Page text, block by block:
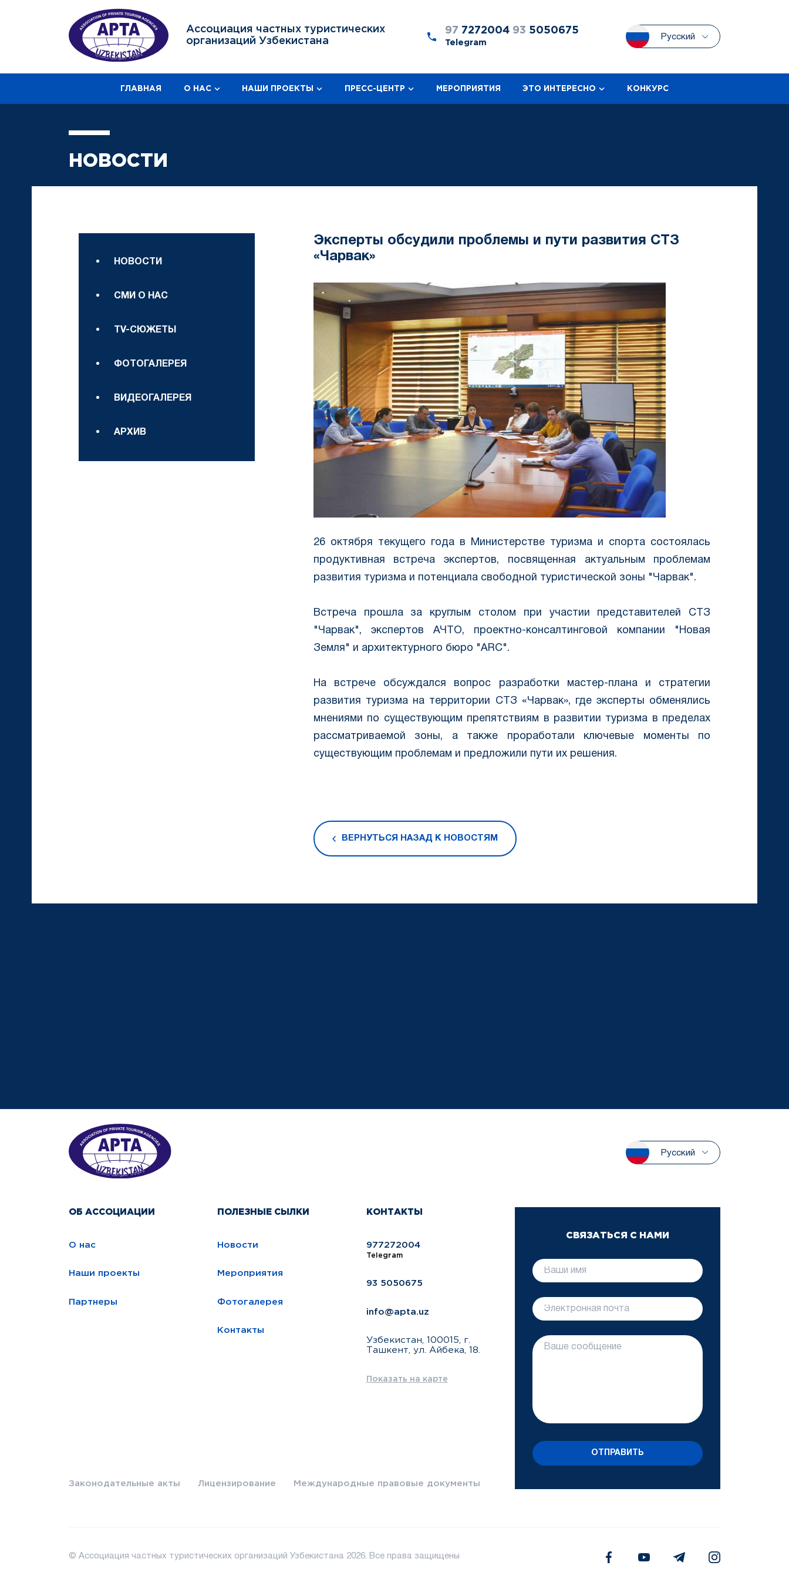
Ассоциация частных туристических
организаций Узбекистана
97 7272004 93 5050675
Telegram
Русский
ГЛАВНАЯ О НАС НАШИ ПРОЕКТЫ ПРЕСС-ЦЕНТР МЕРОПРИЯТИЯ ЭТО ИНТЕРЕСНО КОНКУРС
НОВОСТИ
НОВОСТИ
СМИ О НАС
TV-СЮЖЕТЫ
ФОТОГАЛЕРЕЯ
ВИДЕОГАЛЕРЕЯ
АРХИВ
Эксперты обсудили проблемы и пути развития СТЗ
«Чарвак»
26 октября текущего года в Министерстве туризма и спорта состоялась
продуктивная встреча экспертов, посвященная актуальным проблемам
развития туризма и потенциала свободной туристической зоны "Чарвак".
Встреча прошла за круглым столом при участии представителей СТЗ
"Чарвак", экспертов АЧТО, проектно-консалтинговой компании "Новая
Земля" и архитектурного бюро "ARC".
На встрече обсуждался вопрос разработки мастер-плана и стратегии
развития туризма на территории СТЗ «Чарвак», где эксперты обменялись
мнениями по существующим препятствиям в развитии туризма в пределах
рассматриваемой зоны, а также проработали ключевые моменты по
существующим проблемам и предложили пути их решения.
ВЕРНУТЬСЯ НАЗАД К НОВОСТЯМ
Русский
ОБ АССОЦИАЦИИ
О нас
Наши проекты
Партнеры
ПОЛЕЗНЫЕ СЫЛКИ
Новости
Мероприятия
Фотогалерея
Контакты
КОНТАКТЫ
977272004
Telegram
93 5050675
info@apta.uz
Узбекистан, 100015, г.
Ташкент, ул. Айбека, 18.
Показать на карте
Законодательные акты Лицензирование Международные правовые документы
СВЯЗАТЬСЯ С НАМИ
ОТПРАВИТЬ
© Ассоциация частных туристических организаций Узбекистана 2026. Все права защищены